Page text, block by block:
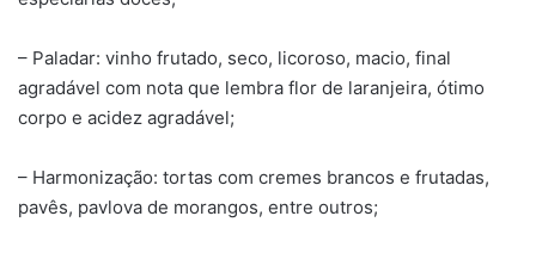
– Paladar: vinho frutado, seco, licoroso, macio, final
agradável com nota que lembra flor de laranjeira, ótimo
corpo e acidez agradável;
– Harmonização: tortas com cremes brancos e frutadas,
pavês, pavlova de morangos, entre outros;